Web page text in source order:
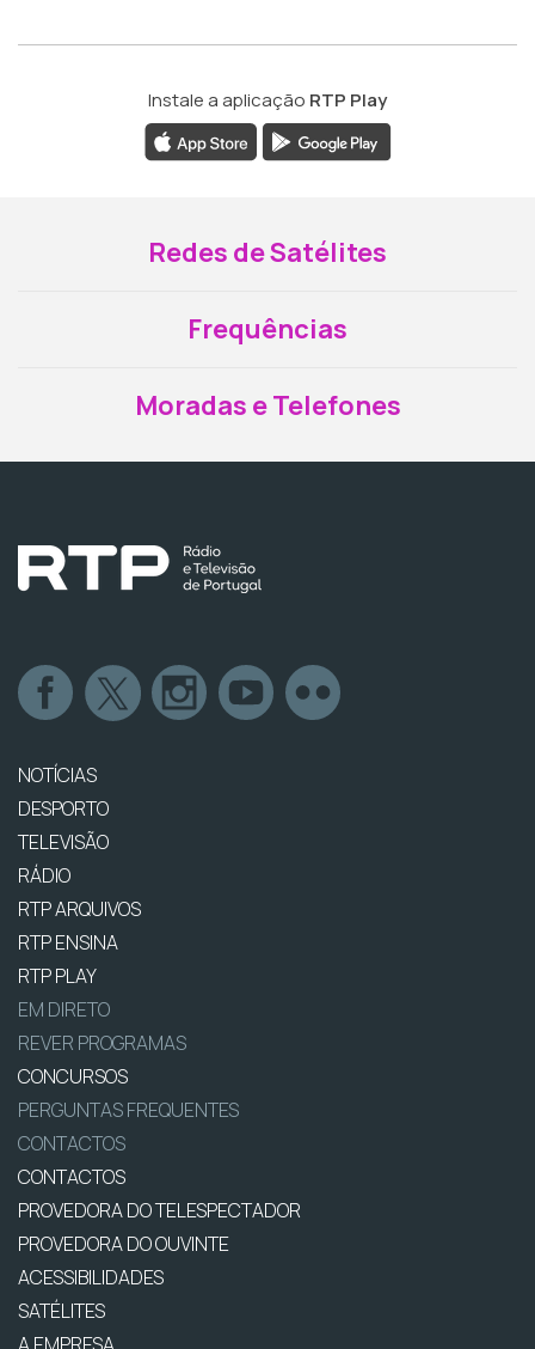
Instale a aplicação RTP Play
Redes de Satélites
Frequências
Moradas e Telefones
NOTÍCIAS
DESPORTO
TELEVISÃO
RÁDIO
RTP ARQUIVOS
RTP ENSINA
RTP PLAY
EM DIRETO
REVER PROGRAMAS
CONCURSOS
PERGUNTAS FREQUENTES
CONTACTOS
CONTACTOS
PROVEDORA DO TELESPECTADOR
PROVEDORA DO OUVINTE
ACESSIBILIDADES
SATÉLITES